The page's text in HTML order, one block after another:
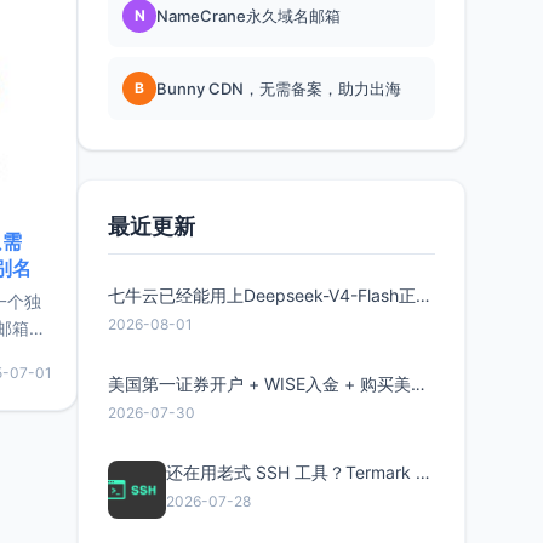
名
个独
箱等
较有
惠的
07-01
N NameCrane永久域名邮箱
B Bunny CDN，无需备案，助力出海
最近更新
七牛云已经能用上Deepseek-V4-Flash正式版了，点此领取300万Token
2026-08-01
美国第一证券开户 + WISE入金 + 购买美股全流程分享
2026-07-30
还在用老式 SSH 工具？Termark 新一代跨平台智能SSH客户端了解一下
2026-07-28